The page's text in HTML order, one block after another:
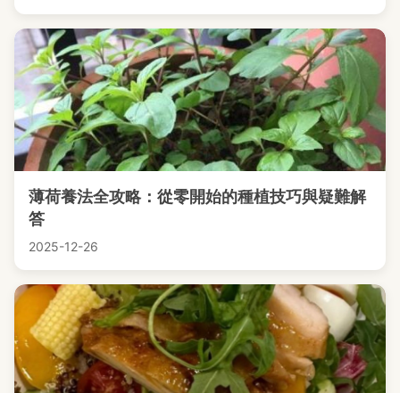
薄荷養法全攻略：從零開始的種植技巧與疑難解
答
2025-12-26